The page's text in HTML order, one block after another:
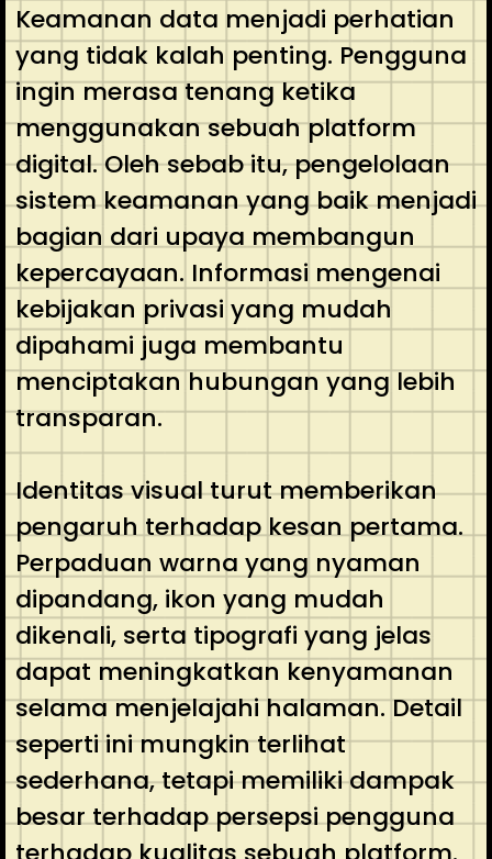
Keamanan data menjadi perhatian
yang tidak kalah penting. Pengguna
ingin merasa tenang ketika
menggunakan sebuah platform
digital. Oleh sebab itu, pengelolaan
sistem keamanan yang baik menjadi
bagian dari upaya membangun
kepercayaan. Informasi mengenai
kebijakan privasi yang mudah
dipahami juga membantu
menciptakan hubungan yang lebih
transparan.
Identitas visual turut memberikan
pengaruh terhadap kesan pertama.
Perpaduan warna yang nyaman
dipandang, ikon yang mudah
dikenali, serta tipografi yang jelas
dapat meningkatkan kenyamanan
selama menjelajahi halaman. Detail
seperti ini mungkin terlihat
sederhana, tetapi memiliki dampak
besar terhadap persepsi pengguna